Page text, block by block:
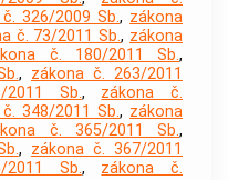
326/2009 Sb., zákona
č. 73/2011 Sb., zákona
č. 180/2011 Sb.,
, zákona č. 263/2011
Sb., zákona č.
348/2011 Sb., zákona
č. 365/2011 Sb.,
, zákona č. 367/2011
Sb., zákona č.